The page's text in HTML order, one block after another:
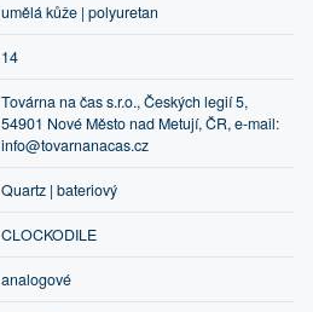
umělá kůže | polyuretan
14
Továrna na čas s.r.o., Českých legií 5,
54901 Nové Město nad Metují, ČR, e-mail:
info@tovarnanacas.cz
Quartz | bateriový
CLOCKODILE
analogové